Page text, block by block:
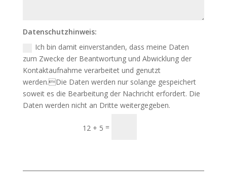
Datenschutzhinweis:
Ich bin damit einverstanden, dass meine Daten
zum Zwecke der Beantwortung und Abwicklung der
Kontaktaufnahme verarbeitet und genutzt
werden.Die Daten werden nur solange gespeichert
soweit es die Bearbeitung der Nachricht erfordert. Die
Daten werden nicht an Dritte weitergegeben.
12 + 5 =